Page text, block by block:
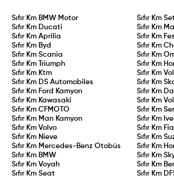
Sıfır Km BMW Motor Sıfır Km
Sıfır Km Ducati Sıfır Km
Sıfır KmAprilia Sıfır Km
Sıfır Km Byd Sıfır Km
Sıfır KmScania Sıfır Km
Sıfır Km
Triumph Sıfır Km
Sıfır Km Ktm Sıfır Km
Sıfır Km DS Automobiles Sıfır Km
Sıfır Km Ford Kamyon Sıfır Km
Sıfır Km Kawasaki Sıfır Km
Sıfır KmCFMOTO Sıfır Km
Sıfır Km Man Kamyon Sıfır Km
Sıfır KmVolvo Sıfır Km
Sıfır Km Nieve Sıfır Km
Sıfır Km Mercedes-Benz Otobüs Sıfır Km
Sıfır Km BMW Sıfır Km
Sıfır KmVoyah Sıfır Km
Sıfır KmSeat Sıfır Km